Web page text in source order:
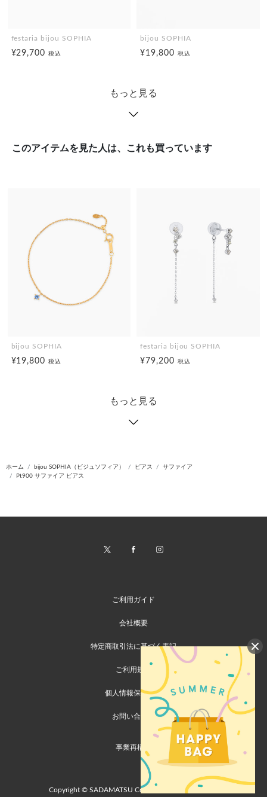
festaria bijou SOPHIA
¥29,700税込
bijou SOPHIA
¥19,800 税込
もっと見る
このアイテムを見た人は、これも買っています
bijou SOPHIA
¥19,800税込
festaria bijou SOPHIA
¥79,200 税込
もっと見る
ホーム bijou SOPHIA（ビジュソフィア） ピアス
サファイア
Pt900 サファイア ピアス
ご利用ガイド
会社概要
特定商取引法に基づく表記
ご利用規約
個人情報保護方針
お問い合わせ
事業再構築
Copyright © SADAMATSU Co., Ltd. all rights reserved.